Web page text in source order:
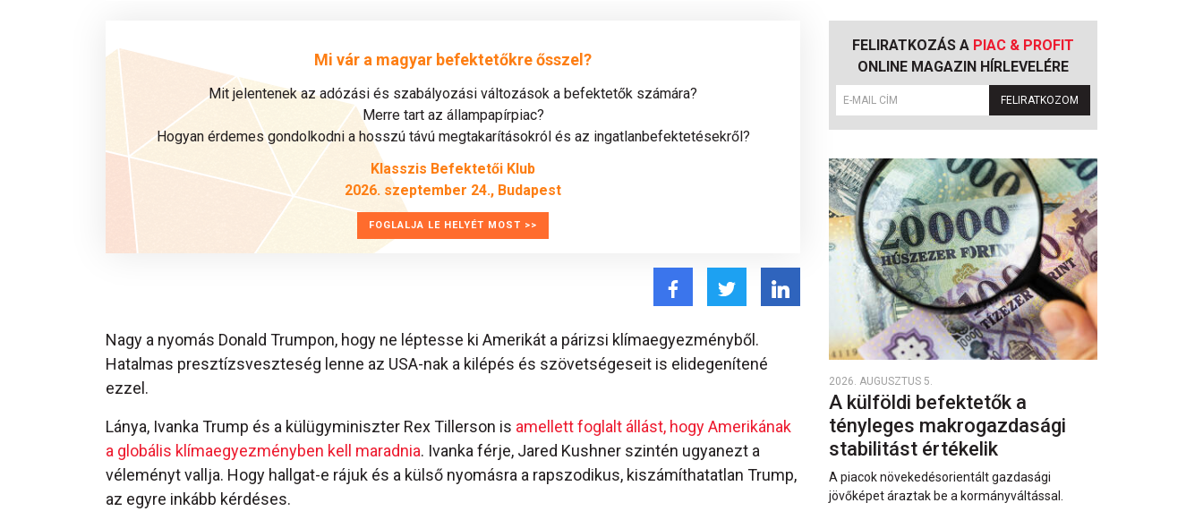
Mi vár a magyar befektetőkre ősszel?
Mit jelentenek az adózási és szabályozási változások a befektetők számára?
Merre tart az állampapírpiac?
Hogyan érdemes gondolkodni a hosszú távú megtakarításokról és az ingatlanbefektetésekről?
Klasszis Befektetői Klub
2026. szeptember 24., Budapest
FOGLALJA LE HELYÉT MOST >>
Nagy a nyomás Donald Trumpon, hogy ne léptesse ki Amerikát a párizsi klímaegyezményből.
Hatalmas presztízsveszteség lenne az USA-nak a kilépés és szövetségeseit is elidegenítené
ezzel.
Lánya, Ivanka Trump és a külügyminiszter Rex Tillerson is amellett foglalt állást, hogy Amerikának
a globális klímaegyezményben kell maradnia. Ivanka férje, Jared Kushner szintén ugyanezt a
véleményt vallja. Hogy hallgat-e rájuk és a külső nyomásra a rapszodikus, kiszámíthatatlan Trump,
az egyre inkább kérdéses.
FELIRATKOZÁS A PIAC & PROFIT
ONLINE MAGAZIN HÍRLEVELÉRE
FELIRATKOZOM
2026. AUGUSZTUS 5.
A külföldi befektetők a
tényleges makrogazdasági
stabilitást értékelik
A piacok növekedésorientált gazdasági
jövőképet áraztak be a kormányváltással.